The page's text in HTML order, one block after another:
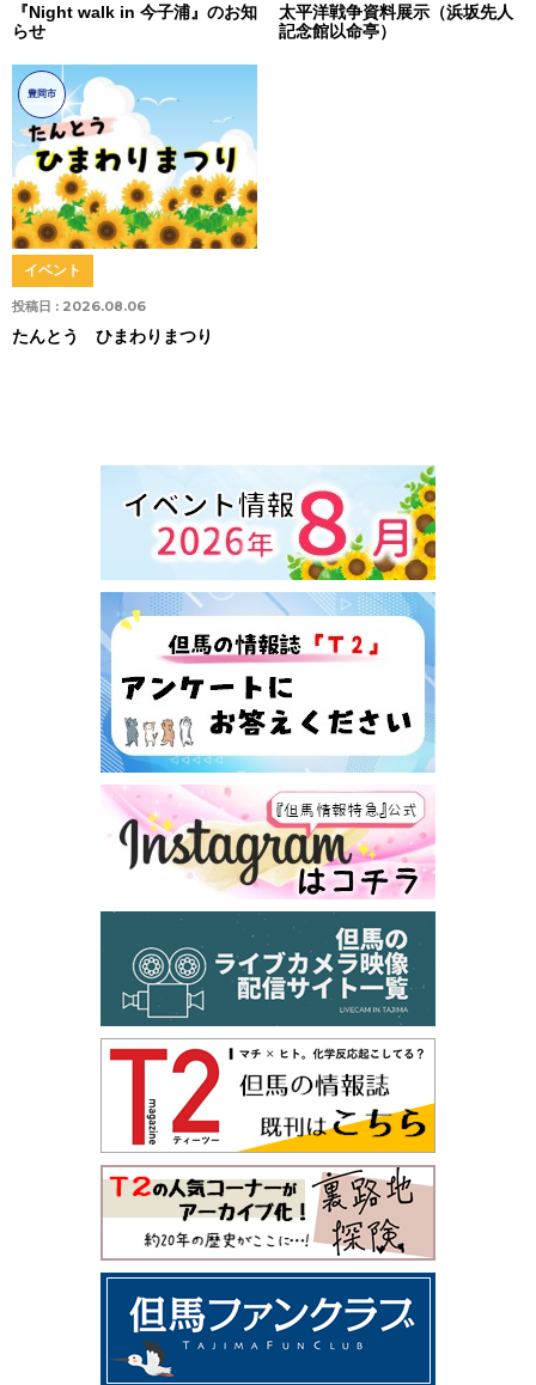
『Night walk in 今子浦』のお知
らせ
太平洋戦争資料展示（浜坂先人
記念館以命亭）
豊岡市
投稿日 : 2026.08.06
イベント
たんとう ひまわりまつり